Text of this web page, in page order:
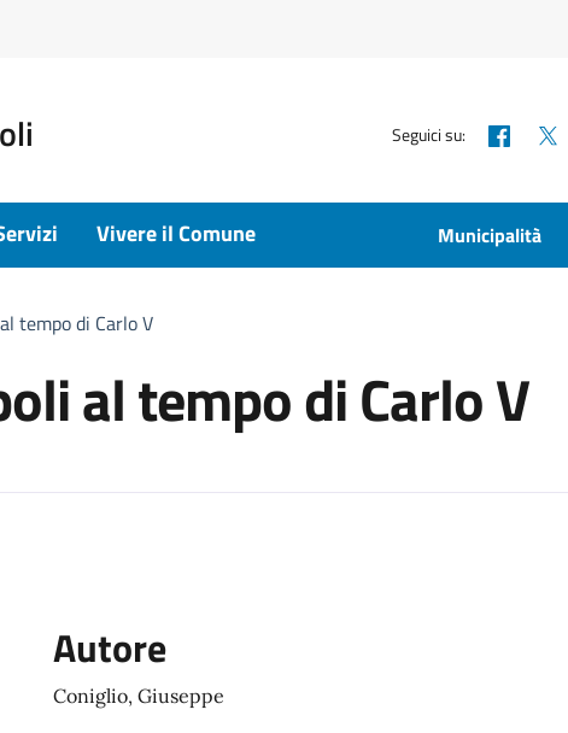
Seguici su:
Vivere il Comune Municipalità
tempo di Carlo V
al tempo di Carlo V
Autore
Coniglio, Giuseppe